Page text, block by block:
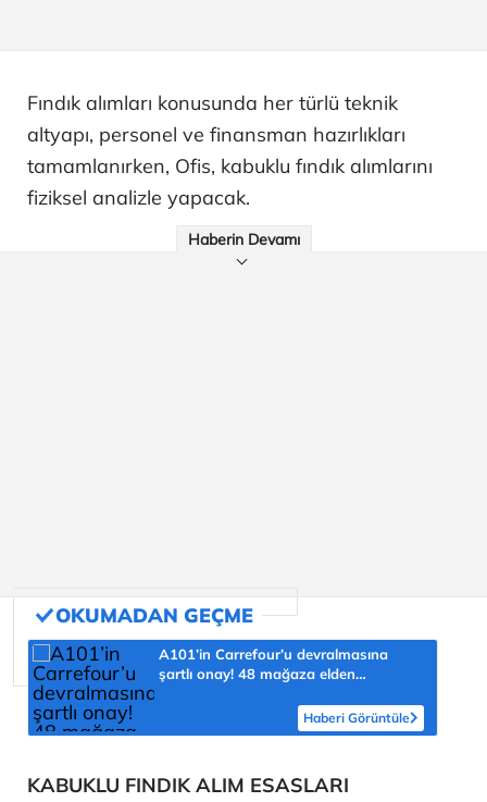
Fındık alımları konusunda her türlü teknik
altyapı, personel ve finansman hazırlıkları
tamamlanırken, Ofis, kabuklu fındık alımlarını
fiziksel analizle yapacak.
Haberin Devamı
A101’in Carrefour’u devralmasına
şartlı onay! 48 mağaza elden
Haberi Görüntüle
KABUKLU FINDIK ALIM ESASLARI